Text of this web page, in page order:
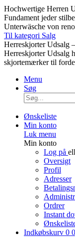
Hochwertige Herren
Fundament jeder
Unterwäsche von
Til kategori Salg
Herreskjorter Udsalg
Herreskjorter Udsalg
skjortemærker til
Menu
Søg
Ønskeliste
Min konto
Luk menu
Min konto
Log på
Oversigt
Profil
Adresser
Ordrer
Instant
Indkøbskurv 0